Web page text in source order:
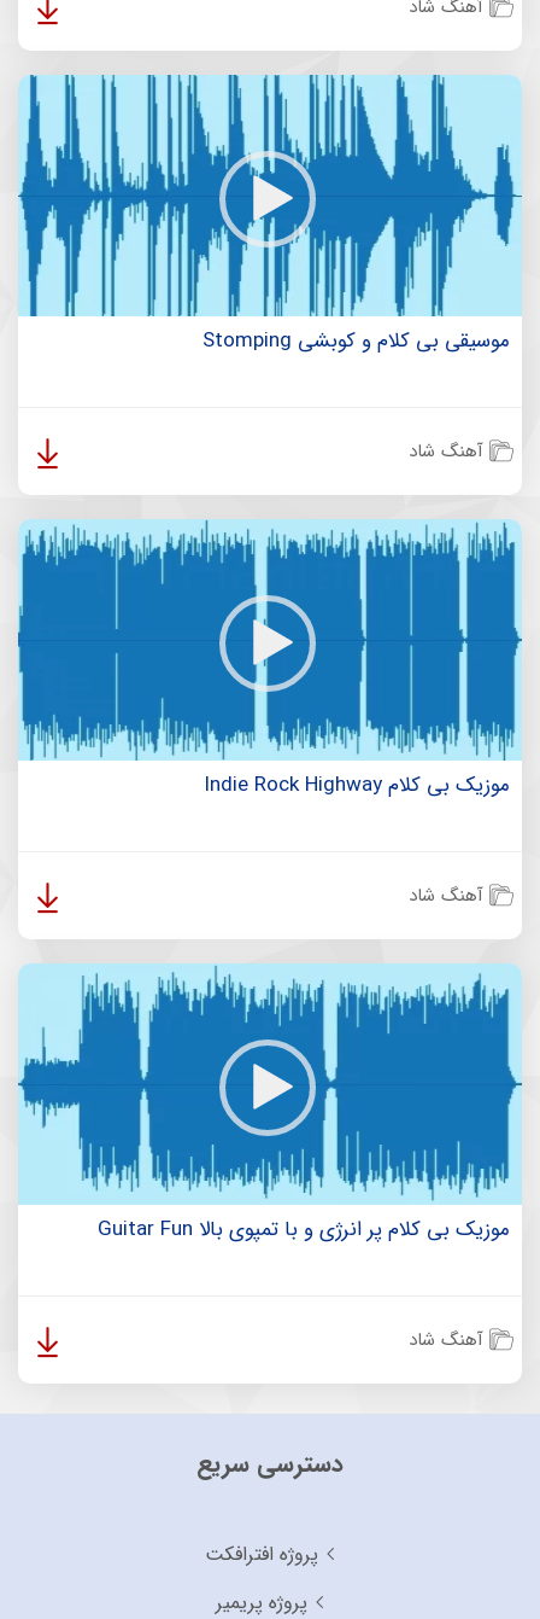
آهنگ شاد
موسیقی بی کلام و کوبشی Stomping
آهنگ شاد
موزیک بی کلام Indie Rock Highway
آهنگ شاد
موزیک بی کلام پر انرژی و با تمپوی بالا Guitar Fun
آهنگ شاد
دسترسی سریع
پروژه افترافکت
پروژه پریمیر